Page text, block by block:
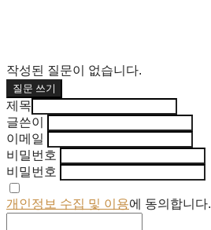
작성된 질문이 없습니다.
질문 쓰기
제목
글쓴이
이메일
비밀번호
비밀번호
개인정보 수집 및 이용에 동의합니다.